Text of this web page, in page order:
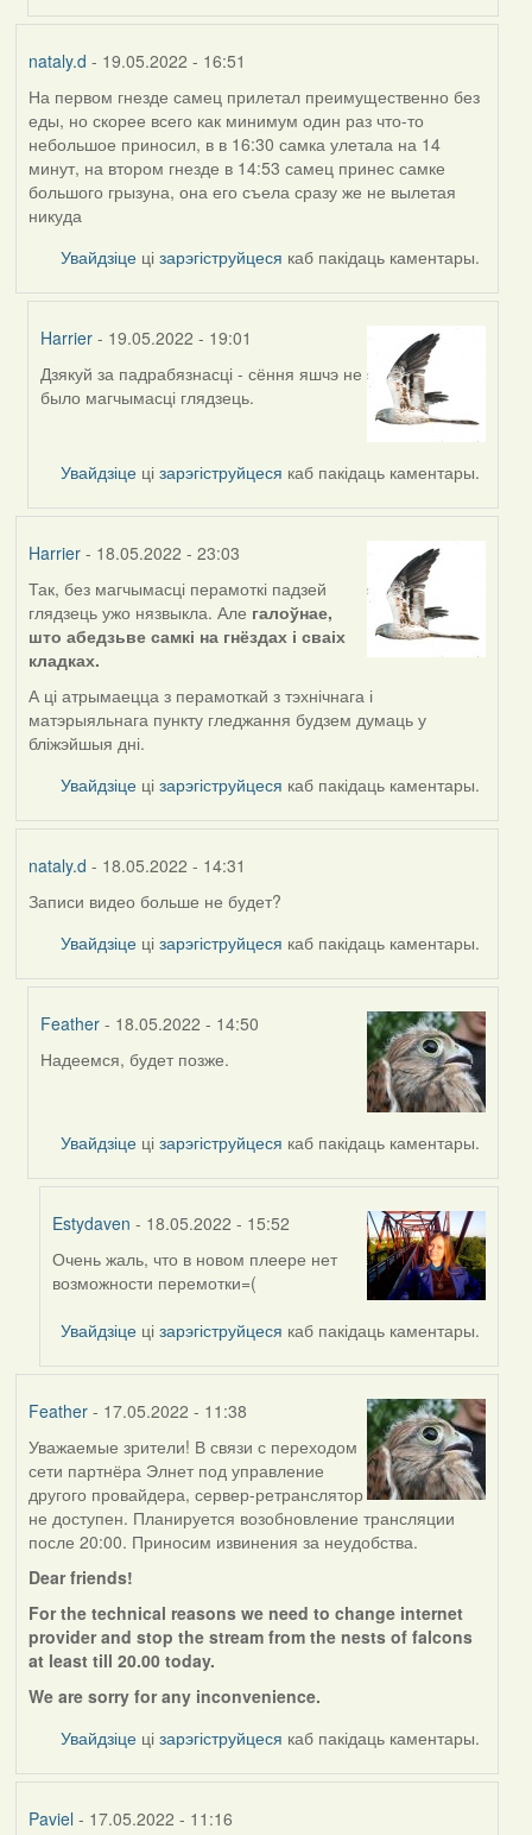
nataly.d - 19.05.2022 - 16:51
На первом гнезде самец прилетал преимущественно без
еды, но скорее всего как минимум один раз что-то
небольшое приносил, в в 16:30 самка улетала на 14
минут, на втором гнезде в 14:53 самец принес самке
большого грызуна, она его съела сразу же не вылетая
никуда
Увайдзіце цізарэгіструйцеся каб пакідаць каментары.
Harrier - 19.05.2022 - 19:01
In
reply
nataly.d
Дзякуй за падрабязнасці - сёння яшчэ не
было магчымасці глядзець.
Увайдзіце цізарэгіструйцеся каб пакідаць каментары.
Harrier- 18.05.2022 - 23:03
Так, без магчымасці перамоткі падзей
глядзець ужо нязвыкла. Але галоўнае,
што абедзьве самкі на гнёздах і сваіх
кладках.
А ці атрымаецца з перамоткай з тэхнічнага і
матэрыяльнага пункту гледжання будзем думаць у
бліжэйшыя дні.
Увайдзіце цізарэгіструйцеся каб пакідаць каментары.
nataly.d - 18.05.2022 - 14:31
Записи видео больше не будет?
Увайдзіце цізарэгіструйцеся каб пакідаць каментары.
Feather - 18.05.2022 - 14:50
In
Надеемся, будет позже.
Увайдзіце цізарэгіструйцеся каб пакідаць каментары.
Estydaven - 18.05.2022 - 15:52
In
reply
by
Feather
Очень жаль, что в новом плеере нет
возможности перемотки=(
Увайдзіце цізарэгіструйцеся каб пакідаць каментары.
Feather- 17.05.2022 - 11:38
Уважаемые зрители! В связи с переходом
сети партнёра Элнет под управление
другого провайдера, сервер-ретранслятор
не доступен. Планируется возобновление трансляции
после 20:00. Приносим извинения за неудобства.
Dear friends!
For the technical reasons we need to change internet
provider and stop the stream from the nests of falcons
at least till 20.00 today.
We are sorry for any inconvenience.
Увайдзіце цізарэгіструйцеся каб пакідаць каментары.
Paviel - 17.05.2022 - 11:16